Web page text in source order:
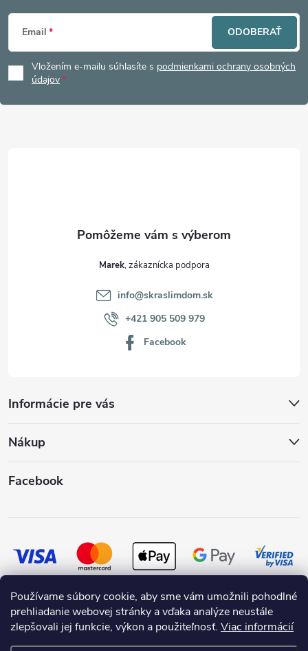
Používame súbory cookie, aby sme vám umožnili pohodlné
prehliadanie webovej stránky a vďaka analýze neustále
zlepšovali jej funkcie, výkon a použiteľnosť. Viac informácií
Z
á
p
Email
Vložením e-mailu súhlasíte s podmienkami ochrany osobných
údajov
ODOBERAŤ
Informácie pre vás
Nákup
Marek
info@skraslimdom.sk
+421 905 509 979
Facebook
Facebook